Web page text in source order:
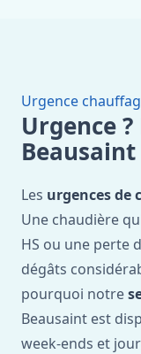
Urgence
Urgence
Beausaint
Les urgences de
Une chaudière
HS ou une perte
dégâts
pourquoi notre
Beausaint est
week-ends et